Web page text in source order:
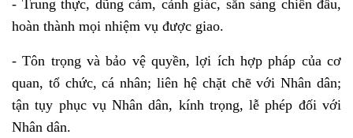
- Trung thực, dũng cảm, cảnh giác, sẵn sàng chiến đấu,
hoàn thành mọi nhiệm vụ được giao.
- Tôn trọng và bảo vệ quyền, lợi ích hợp pháp của cơ
quan, tổ chức, cá nhân; liên hệ chặt chẽ với Nhân dân;
tận tụy phục vụ Nhân dân, kính trọng, lễ phép đối với
Nhân dân.